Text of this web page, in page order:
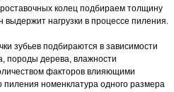
колец подбираем толщину
выдержит нагрузки в процессе пиления.
зубьев подбираются в зависимости
породы дерева, влажности
факторов влияющими
пиления номенклатура одного размера